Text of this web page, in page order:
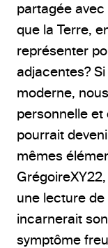
partagée avec
que la Terre,
représenter
adjacentes? Si
moderne,
personnelle et
pourrait
mêmes
une lecture
incarnerait
symptôme